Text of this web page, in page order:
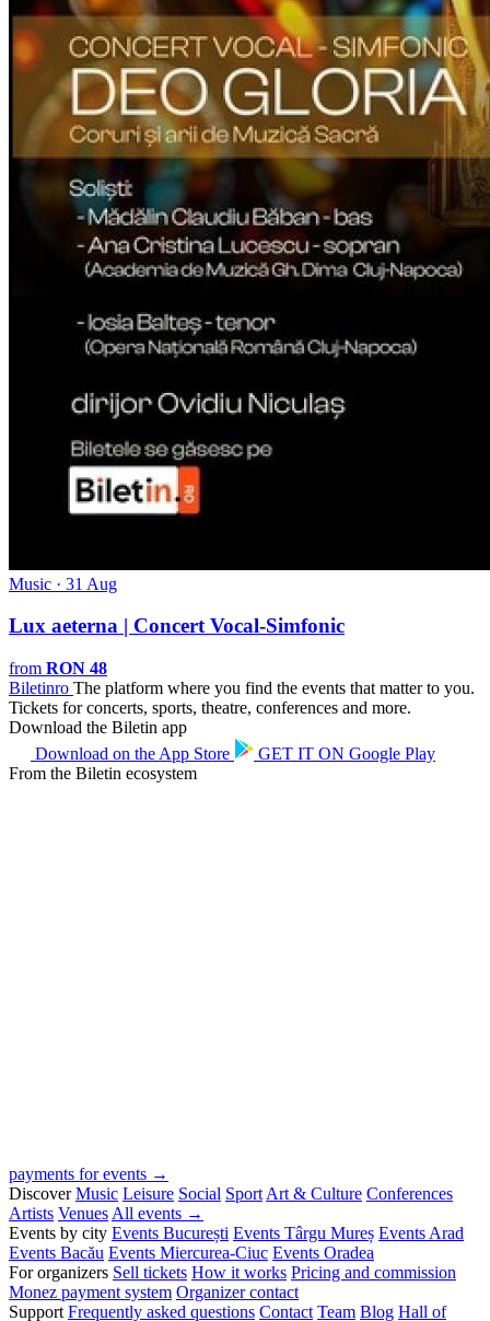
Music · 31 Aug
Lux aeterna | Concert Vocal-Simfonic
from RON 48
Biletinro The platform where you find the events that matter to you.
Tickets for concerts, sports, theatre, conferences and more.
Download the Biletin app
Download on the App Store GET IT ON Google Play
From the Biletin ecosystem
payments for events →
Discover Music Leisure Social Sport Art & Culture Conferences
Artists Venues All events →
Events by city Events București Events Târgu Mureș Events Arad
Events Bacău Events Miercurea-Ciuc Events Oradea
For organizers Sell tickets How it works Pricing and commission
Monez payment system Organizer contact
Support Frequently asked questions Contact Team Blog Hall of